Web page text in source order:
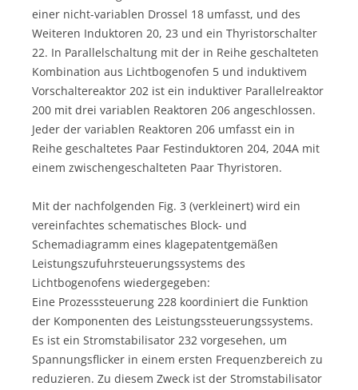
einer nicht-variablen Drossel 18 umfasst, und des
Weiteren Induktoren 20, 23 und ein Thyristorschalter
22. In Parallelschaltung mit der in Reihe geschalteten
Kombination aus Lichtbogenofen 5 und induktivem
Vorschaltereaktor 202 ist ein induktiver Parallelreaktor
200 mit drei variablen Reaktoren 206 angeschlossen.
Jeder der variablen Reaktoren 206 umfasst ein in
Reihe geschaltetes Paar Festinduktoren 204, 204A mit
einem zwischengeschalteten Paar Thyristoren.
Mit der nachfolgenden Fig. 3 (verkleinert) wird ein
vereinfachtes schematisches Block- und
Schemadiagramm eines klagepatentgemäßen
Leistungszufuhrsteuerungssystems des
Lichtbogenofens wiedergegeben:
Eine Prozesssteuerung 228 koordiniert die Funktion
der Komponenten des Leistungssteuerungssystems.
Es ist ein Stromstabilisator 232 vorgesehen, um
Spannungsflicker in einem ersten Frequenzbereich zu
reduzieren. Zu diesem Zweck ist der Stromstabilisator